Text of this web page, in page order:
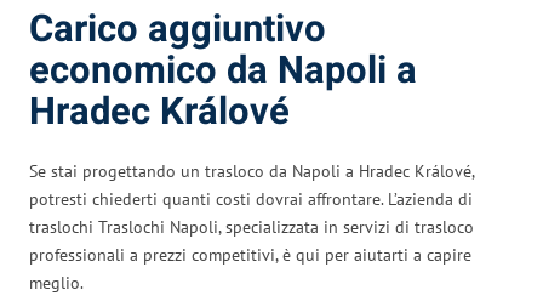
Carico aggiuntivo
economico da Napoli a
Hradec Králové
Se stai progettando un trasloco da Napoli a Hradec Králové,
potresti chiederti quanti costi dovrai affrontare. L’azienda di
traslochi Traslochi Napoli, specializzata in servizi di trasloco
professionali a prezzi competitivi, è qui per aiutarti a capire
meglio.